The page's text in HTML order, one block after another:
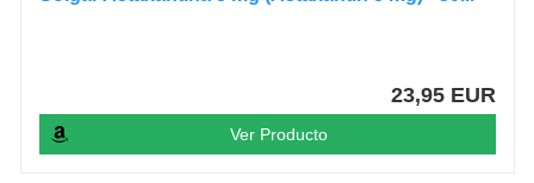
23,95 EUR
Ver Producto